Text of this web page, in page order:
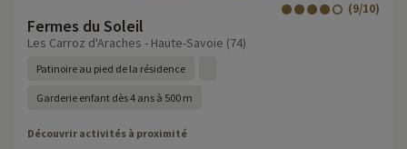
Fermes du Soleil
(9/10)
Les Carroz d'Araches - Haute-Savoie (74)
Patinoire au pied de la résidence
Garderie enfant dès 4 ans à 500 m
Découvrir activités à proximité